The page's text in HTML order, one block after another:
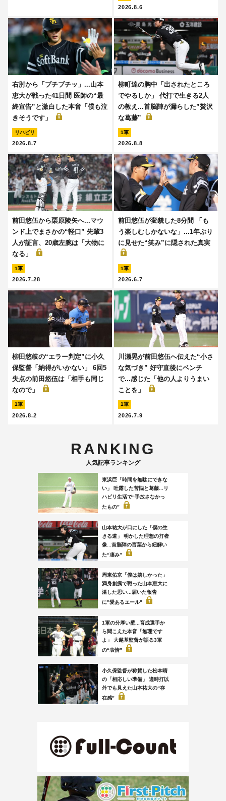
2026.8.6
右肘から「ブチブチッ」...山本
恵大が戦った41日間 医師の“最
終宣告”と激白した本音「僕も泣
きそうです」
リハビリ
2026.8.7
柳町達の胸中「出されたところ
でやるしか」 代打で生きる2人
の教え...首脳陣が漏らした”贅沢
な葛藤”
1軍
2026.8.8
前田悠伍から栗原陵矢へ...マウ
ンド上でまさかの“軽口” 先輩3
人が証言、20歳左腕は「大物に
なる」
1軍
2026.7.28
前田悠伍が変貌した8分間 「も
う楽しむしかないな」...1年ぶり
に見せた“笑み”に隠された真実
1軍
2026.6.7
柳田悠岐の“エラー判定”に小久
保監督「納得がいかない」 6回5
失点の前田悠伍は「相手も同じ
なので」
1軍
2026.8.2
川瀬晃が前田悠伍へ伝えた“小さ
な気づき” 好守直後にベンチ
で...感じた「他の人よりうまい
ことを」
1軍
2026.7.9
RANKING
人気記事ランキング
東浜巨「時間を無駄にできな
い」 吐露した苦悩と葛藤...リ
ハビリ生活で“手放さなかっ
たもの”
山本祐大が口にした「僕の生
きる道」 明かした理想の打者
像...首脳陣の言葉から紐解い
た“凄み”
周東佑京「僕は嬉しかった」
満身創痍で戦った山本恵大に
溢した思い...届いた報告
に”愛あるエール”
1軍の分厚い壁...育成選手か
ら聞こえた本音「無理です
よ」 大越基監督が語る3軍
の“表情”
小久保監督が称賛した松本晴
の「相応しい準備」 適時打以
外でも見えた山本祐大の“存
在感”